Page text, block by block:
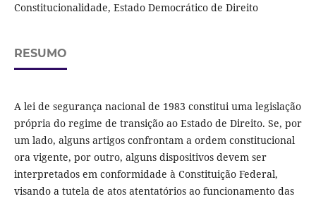
Constitucionalidade, Estado Democrático de Direito
RESUMO
A lei de segurança nacional de 1983 constitui uma legislação
própria do regime de transição ao Estado de Direito. Se, por
um lado, alguns artigos confrontam a ordem constitucional
ora vigente, por outro, alguns dispositivos devem ser
interpretados em conformidade à Constituição Federal,
visando a tutela de atos atentatórios ao funcionamento das